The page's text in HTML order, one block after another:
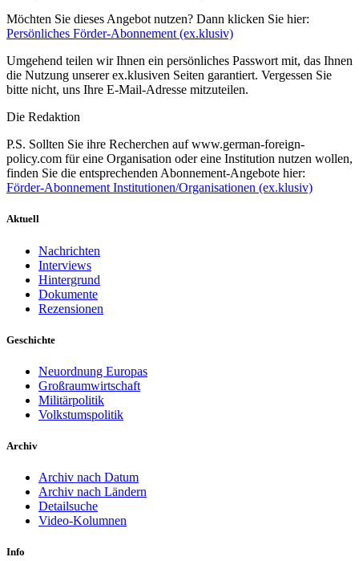
Möchten Sie dieses Angebot nutzen? Dann klicken Sie hier:
Persönliches Förder-Abonnement (ex.klusiv)
Umgehend teilen wir Ihnen ein persönliches Passwort mit, das Ihnen
die Nutzung unserer ex.klusiven Seiten garantiert. Vergessen Sie
bitte nicht, uns Ihre E-Mail-Adresse mitzuteilen.
Die Redaktion
P.S. Sollten Sie ihre Recherchen auf www.german-foreign-
policy.com für eine Organisation oder eine Institution nutzen wollen,
finden Sie die entsprechenden Abonnement-Angebote hier:
Förder-Abonnement Institutionen/Organisationen (ex.klusiv)
Aktuell
Nachrichten
Interviews
Hintergrund
Dokumente
Rezensionen
Geschichte
Neuordnung Europas
Großraumwirtschaft
Militärpolitik
Volkstumspolitik
Archiv
Archiv nach Datum
Archiv nach Ländern
Detailsuche
Video-Kolumnen
Info